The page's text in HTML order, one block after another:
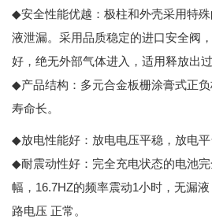
◆安全性能优越：极柱和外壳采用特
液泄漏。采用品质稳定的进口安全阀
好，绝无外部气体进入，适用释放出过
◆产品结构：多元合金板栅涂膏式正
寿命长。
◆放电性能好：放电电压平稳，放电平
◆耐震动性好：完全充电状态的电池
幅， 16.7HZ的频率震动1小时，无漏
路电压 正常。